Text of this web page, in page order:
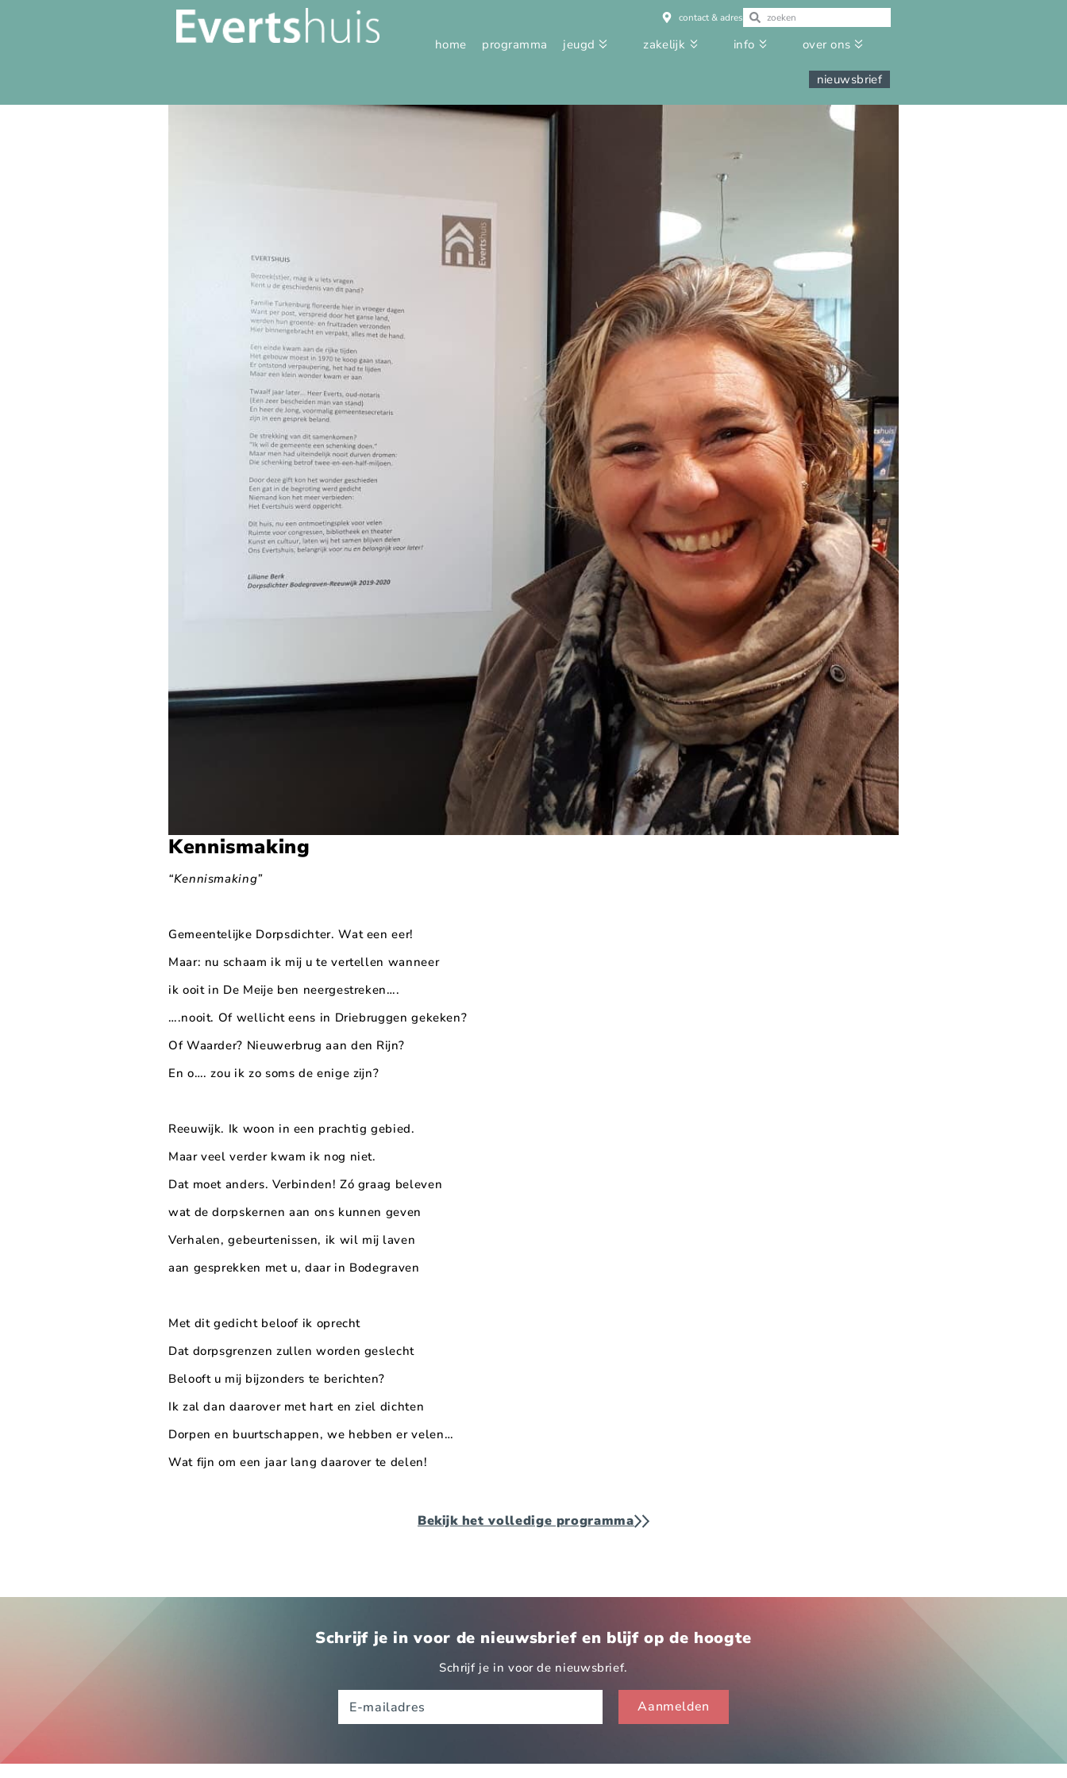
contact & adres
home programma jeugd zakelijk info over ons
nieuwsbrief
Kennismaking
“Kennismaking”
Gemeentelijke Dorpsdichter. Wat een eer!
Maar: nu schaam ik mij u te vertellen wanneer
ik ooit in De Meije ben neergestreken….
….nooit. Of wellicht eens in Driebruggen gekeken?
Of Waarder? Nieuwerbrug aan den Rijn?
En o…. zou ik zo soms de enige zijn?
Reeuwijk. Ik woon in een prachtig gebied.
Maar veel verder kwam ik nog niet.
Dat moet anders. Verbinden! Zó graag beleven
wat de dorpskernen aan ons kunnen geven
Verhalen, gebeurtenissen, ik wil mij laven
aan gesprekken met u, daar in Bodegraven
Met dit gedicht beloof ik oprecht
Dat dorpsgrenzen zullen worden geslecht
Belooft u mij bijzonders te berichten?
Ik zal dan daarover met hart en ziel dichten
Dorpen en buurtschappen, we hebben er velen…
Wat fijn om een jaar lang daarover te delen!
Bekijk het volledige programma
Schrijf je in voor de nieuwsbrief en blijf op de hoogte
Schrijf je in voor de nieuwsbrief.